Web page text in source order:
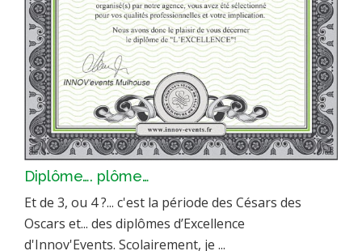
Diplôme…. plôme…
Et de 3, ou 4 ?... c'est la période des Césars des
Oscars et... des diplômes d’Excellence
d'Innov'Events. Scolairement, je ...